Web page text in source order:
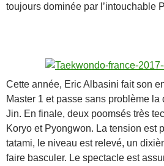
toujours dominée par l’intouchable
Cette année, Eric Albasini fait son
Master 1 et passe sans problème
Jin. En finale, deux poomsés très
Koryo et Pyongwon. La tension est
tatami, le niveau est relevé, un
faire basculer. Le spectacle est